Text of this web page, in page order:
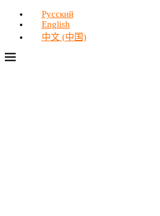
Русский
English
中文 (中国)